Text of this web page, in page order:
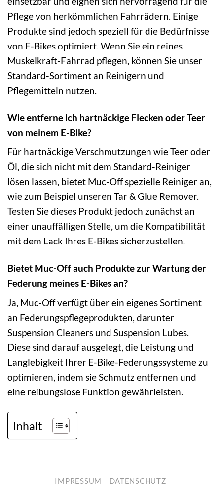
Pflege von herkömmlichen Fahrrädern. Einige
Produkte sind jedoch speziell für die Bedürfnisse
von E-Bikes optimiert. Wenn Sie ein reines
Muskelkraft-Fahrrad pflegen, können Sie unser
Standard-Sortiment an Reinigern und
Pflegemitteln nutzen.
Wie entferne ich hartnäckige Flecken oder Teer
von meinem E-Bike?
Für hartnäckige Verschmutzungen wie Teer oder
Öl, die sich nicht mit dem Standard-Reiniger
lösen lassen, bietet Muc-Off spezielle Reiniger an,
wie zum Beispiel unseren Tar & Glue Remover.
Testen Sie dieses Produkt jedoch zunächst an
einer unauffälligen Stelle, um die Kompatibilität
mit dem Lack Ihres E-Bikes sicherzustellen.
Bietet Muc-Off auch Produkte zur Wartung der
Federung meines E-Bikes an?
Ja, Muc-Off verfügt über ein eigenes Sortiment
an Federungspflegeprodukten, darunter
Suspension Cleaners und Suspension Lubes.
Diese sind darauf ausgelegt, die Leistung und
Langlebigkeit Ihrer E-Bike-Federungssysteme zu
optimieren, indem sie Schmutz entfernen und
eine reibungslose Funktion gewährleisten.
Inhalt
IMPRESSUM DATENSCHUTZ